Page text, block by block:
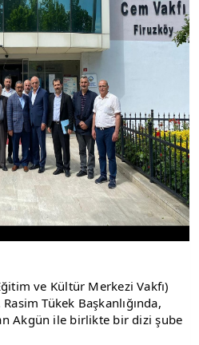
ve Kültür Merkezi Vakfı)
Rasim Tükek Başkanlığında,
Akgün ile birlikte bir dizi şube